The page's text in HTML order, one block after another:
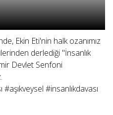
Ekin Eti'nin halk ozanımız
derlediği "İnsanlık
Devlet Senfoni
#insanlıkdavası